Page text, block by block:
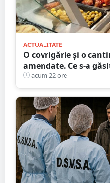
ACTUALITATE
O covrigărie și o
amendate. Ce s-a
DSVSA
acum 22 ore